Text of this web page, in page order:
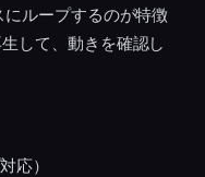
ループするのが特徴
して、動きを確認し
応）